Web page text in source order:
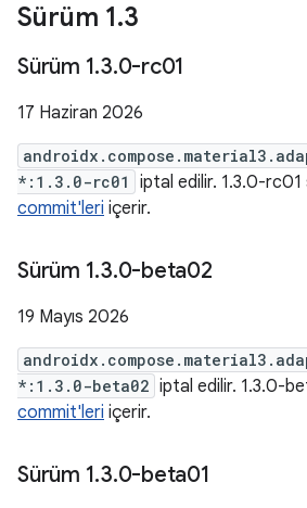
Sürüm 1.3
Sürüm 1.3.0-rc01
17 Haziran 2026
*:1.3.0-rc01
iptal edilir. 1.3.0-rc01
commit'leri içerir.
Sürüm 1.3.0-beta02
19 Mayıs 2026
*:1.3.0-beta02 iptal edilir. 1.3.0-
commit'leri içerir.
Sürüm 1.3.0-beta01